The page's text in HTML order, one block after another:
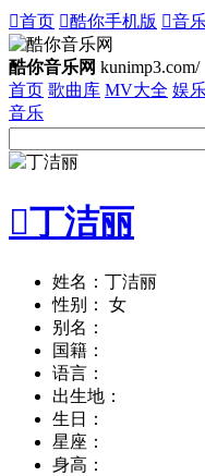
首页 酷你手机版 音
酷你音乐网 kunimp3.com/
首页 歌曲库 MV大全 娱
音乐
丁洁丽
姓名：丁洁丽
性别： 女
别名：
国籍：
语言：
出生地：
生日：
星座：
身高：